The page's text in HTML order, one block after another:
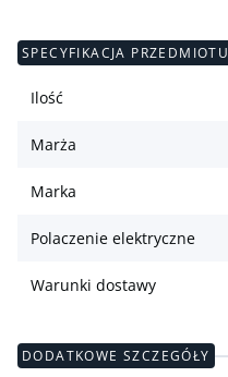
SPECYFIKACJA PRZEDMIOTU
Ilość
Marża
Marka
Polaczenie elektryczne
Warunki dostawy
DODATKOWE SZCZEGÓŁY